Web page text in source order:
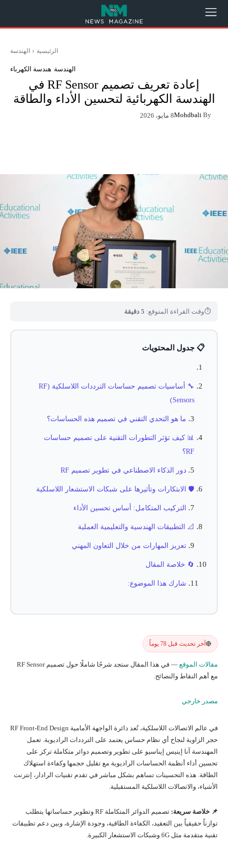
الرئيسية الهندسة
الهندسة هندسة الكهرباء
إعادة تعريف تصميم RF Sensor في
الهندسة الكهربائية لتحسين الأداء والطاقة
By
Mohdbali8 مايو، 2026
⏱وقت القراءة المتوقع: 5 دقيقة
📋 جدول المحتويات
🔧 أساسيات تصميم حساسات الترددات اللاسلكية (RF
Sensors)
ما هو التحدي التقني في تصميم هذه الحساسات؟
📊 كيف تؤثر التطورات التقنية على تصميم حساسات
RF؟
دور الذكاء الاصطناعي في تطوير تصميم RF
🛡️ الابتكارات وتأثيرها على شبكات الاستشعار اللاسلكية
التركيب المتكامل: أساس تحسين الأداء
📐 التطبيقات الهندسية والتعليمية العملية
تعزيز المهارات من خلال التعاون المهني
🔄 خلاصة المقال
شارك هذا الموضوع:
🔴 آخر تحديث قبل 78 يوماً
مقالات الموقع
— في هذا المقال ستجد شرحًا شاملًا حول تصميم RF Sensor
مع أهم النقاط والنصائح.
مصدر خارجي
في عالم الاتصالات اللاسلكية، تُعد دائرة الواجهة الأمامية RF Front-End Design
حجر الزاوية لنجاح أي نظام حساس يعتمد على الترددات الراديوية. تعمل
المهندسة آنا إينيس إيناسيو على تطوير وتصميم دوائر متكاملة تركز على
تحسين أداء أنظمة الحساسات الراديوية مع تقليل حجمها وكفاءة استهلاك
الطاقة. هذه التحسينات تساهم بشكل مباشر في تقدم تقنيات الرادار، إنترنت
الأشياء، والاتصالات اللاسلكية المستقبلية.
📌 خلاصة سريعة:
تصميم الدوائر المتكاملة RF وتطوير حساساتها يتطلب
توازناً حقيقياً بين التعقيد، الكفاءة الطاقية، وجودة الإشارة، وبين دعم تطبيقات
تقنية متقدمة مثل 6G وشبكات الاستشعار الكبيرة.